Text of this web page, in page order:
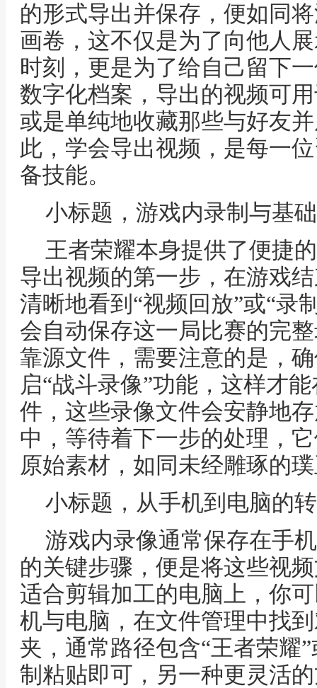
的形式导出并保存，便如同
画卷，这不仅是为了向他人
时刻，更是为了给自己留下
数字化档案，导出的视频可
或是单纯地收藏那些与好友
此，学会导出视频，是每一
备技能。
小标题，游戏内录制与基
王者荣耀本身提供了便捷
导出视频的第一步，在游戏
清晰地看到“视频回放”或“录
会自动保存这一局比赛的完
靠源文件，需要注意的是，
启“战斗录像”功能，这样才
件，这些录像文件会安静地
中，等待着下一步的处理，
原始素材，如同未经雕琢的
小标题，从手机到电脑的
游戏内录像通常保存在手
的关键步骤，便是将这些视
适合剪辑加工的电脑上，你
机与电脑，在文件管理中找
夹，通常路径包含“王者荣耀
制粘贴即可，另一种更灵活